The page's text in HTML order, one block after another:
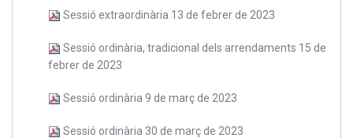
Sessió extraordinària 13 de febrer de 2023
Sessió ordinària, tradicional dels arrendaments 15 de
febrer de 2023
Sessió ordinària 9 de març de 2023
Sessió ordinària 30 de març de 2023